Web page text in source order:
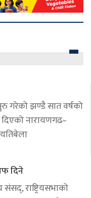
गरेको झण्डै सात वर्षको
नारायणगढ–
दिने
राष्ट्रियसभाको